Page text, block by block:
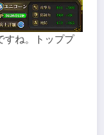
すね。トッププ